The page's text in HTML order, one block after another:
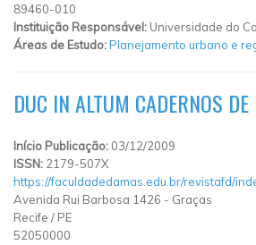
89460-010
Instituição Responsável: Universidade do
Áreas de Estudo:Planejamento urbano e
DUC IN ALTUM CADERNOS
Início Publicação: 03/12/2009
ISSN: 2179-507X
https://faculdadedamas.edu.br/revistafd/
Avenida Rui Barbosa 1426 - Graças
Recife / PE
52050000